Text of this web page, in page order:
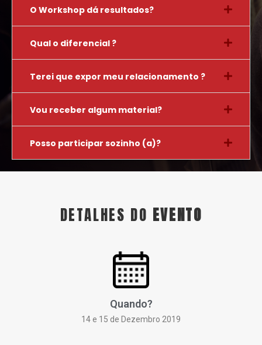
O Workshop dá resultados?
Qual o diferencial ?
Terei que expor meu relacionamento ?
Vou receber algum material?
Posso participar sozinho (a)?
DETALHES DO EVENTO
Quando?
14 e 15 de Dezembro 2019